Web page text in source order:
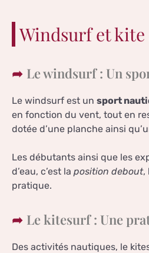
Windsurf et kite
Le windsurf : Un
Le windsurf est un sport
en fonction du vent, tout en
dotée d’une planche ainsi
Les débutants ainsi que les
d’eau, c’est la position debout,
pratique.
Le kitesurf : Une
Des activités nautiques, le